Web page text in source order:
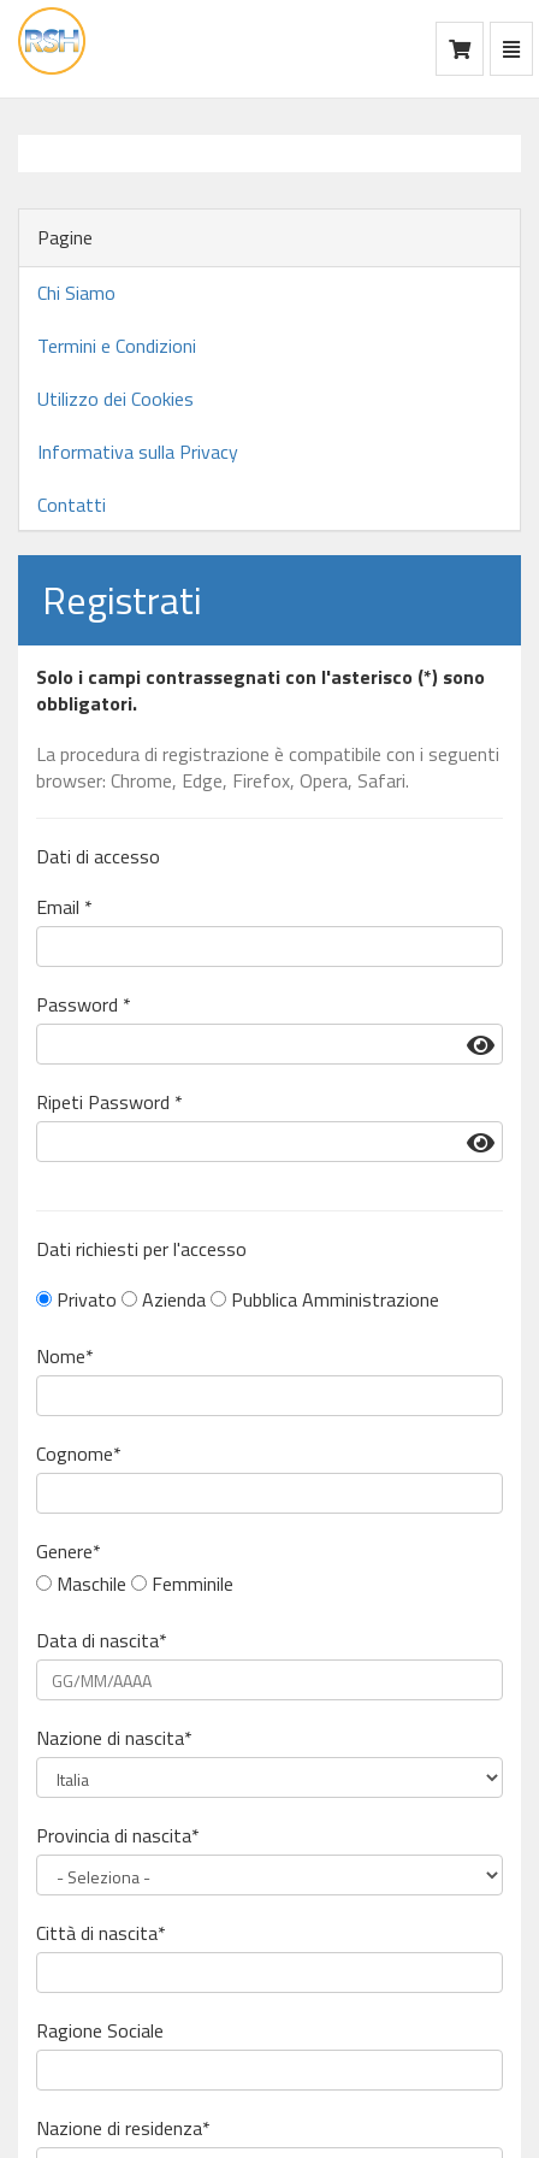
vai
alla
Pagine
Chi Siamo
Termini e Condizioni
Utilizzo dei Cookies
Informativa sulla Privacy
Contatti
Registrati
Solo i campi contrassegnati con l'asterisco (*) sono
obbligatori.
La procedura di registrazione è compatibile con i seguenti
browser: Chrome, Edge, Firefox, Opera, Safari.
Dati di accesso
Email *
Password *
Ripeti Password *
Dati richiesti per l'accesso
Privato
Azienda
Pubblica Amministrazione
Nome*
Cognome*
Genere*
Maschile
Femminile
Data di nascita*
Nazione di nascita*
Provincia di nascita*
Città di nascita*
Ragione Sociale
Nazione di residenza*